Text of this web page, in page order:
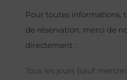
Pour toutes informations,
de réservation, merci de
directement :
Tous les jours (sauf